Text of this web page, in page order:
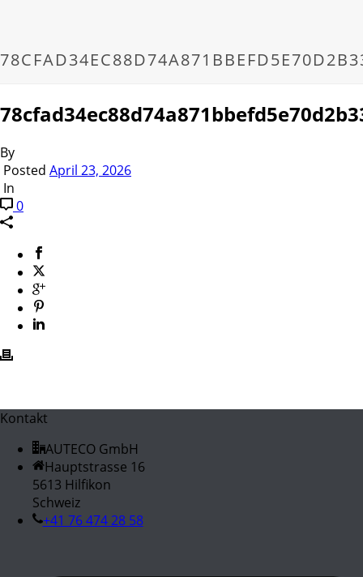
By
Posted April 23, 2026
In
0
Kontakt
AUTECO GmbH
Hauptstrasse 16
5613 Hilfikon
Schweiz
+41 76 474 28 58